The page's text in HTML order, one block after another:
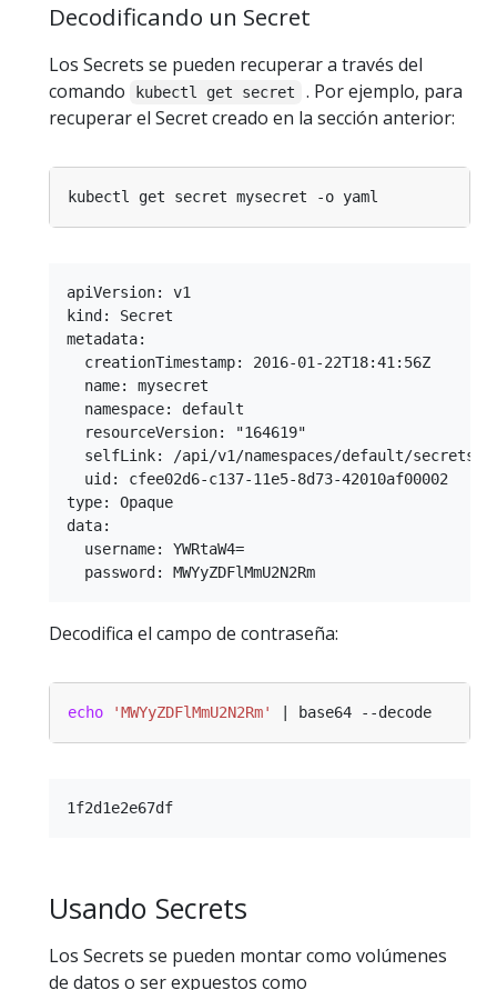
Decodificando un Secret
Los Secrets se pueden recuperar a través del
comando
kubectl get secret
. Por ejemplo, para
recuperar el Secret creado en la sección anterior:
apiVersion: v1
kind: Secret
metadata:
  creationTimestamp: 2016-01-22T18:41:56Z
  name: mysecret
  namespace: default
  resourceVersion: "164619"
selfLink: /api/v1/namespaces/default/secrets/
  uid: cfee02d6-c137-11e5-8d73-42010af00002
type: Opaque
data:
  username: YWRtaW4=
Decodifica el campo de contraseña:
echo 'MWYyZDFlMmU2N2Rm'
Usando Secrets
Los Secrets se pueden montar como volúmenes
de datos o ser expuestos como